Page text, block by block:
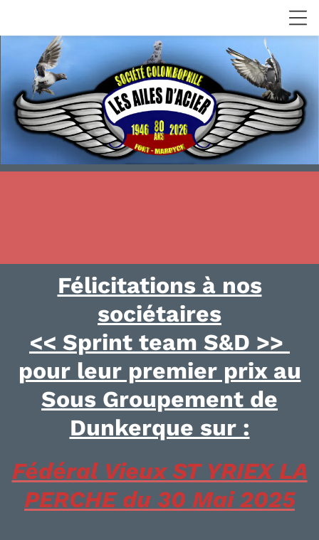
Félicitations à nos
sociétaires
<< Sprint team S&D >>
pour leur premier prix au
Sous Groupement de
Dunkerque sur :
Fédéral Vieux ST YRIEX LA
PERCHE du 30 Mai 2025